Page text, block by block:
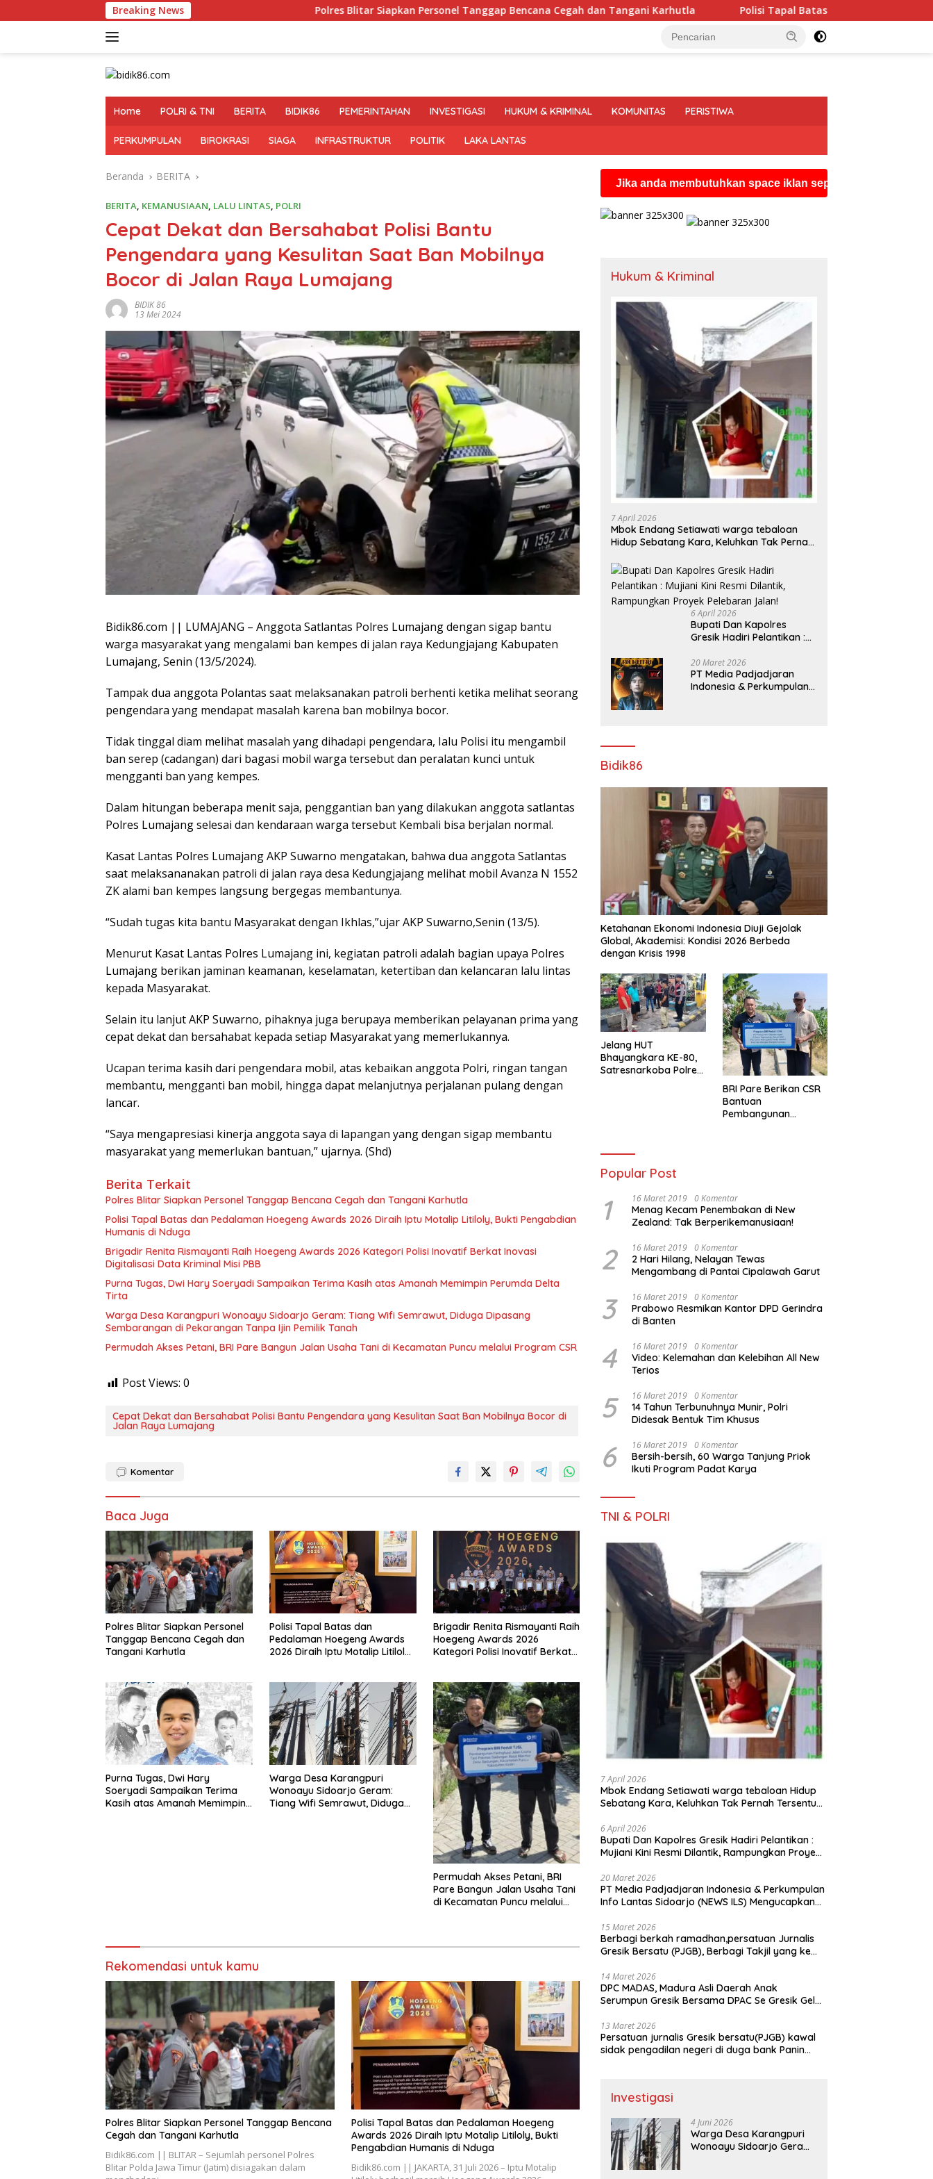
ke
Breaking NewsPolres Blitar Siapkan Personel Tanggap Bencana Cegah dan Tangani Karhutla Polisi Tapal Batas dan Pedalaman Hoegeng Awards 2026 Diraih
Home POLRI & TNI BERITA BIDIK86 PEMERINTAHAN INVESTIGASI HUKUM & KRIMINAL KOMUNITAS PERISTIWA
PERKUMPULAN BIROKRASI SIAGA INFRASTRUKTUR POLITIK LAKA LANTAS
Beranda BERITA
BERITA, KEMANUSIAAN, LALU LINTAS, POLRI
Cepat Dekat dan Bersahabat Polisi Bantu
Pengendara yang Kesulitan Saat Ban Mobilnya
Bocor di Jalan Raya Lumajang
BIDIK 86
13 Mei 2024
Bidik86.com || LUMAJANG – Anggota Satlantas Polres Lumajang dengan sigap bantu
warga masyarakat yang mengalami ban kempes di jalan raya Kedungjajang Kabupaten
Lumajang, Senin (13/5/2024).
Tampak dua anggota Polantas saat melaksanakan patroli berhenti ketika melihat seorang
pengendara yang mendapat masalah karena ban mobilnya bocor.
Tidak tinggal diam melihat masalah yang dihadapi pengendara, Ialu Polisi itu mengambil
ban serep (cadangan) dari bagasi mobil warga tersebut dan peralatan kunci untuk
mengganti ban yang kempes.
Dalam hitungan beberapa menit saja, penggantian ban yang dilakukan anggota satlantas
Polres Lumajang selesai dan kendaraan warga tersebut Kembali bisa berjalan normal.
Kasat Lantas Polres Lumajang AKP Suwarno mengatakan, bahwa dua anggota Satlantas
saat melaksananakan patroli di jalan raya desa Kedungjajang melihat mobil Avanza N 1552
ZK alami ban kempes langsung bergegas membantunya.
“Sudah tugas kita bantu Masyarakat dengan Ikhlas,”ujar AKP Suwarno,Senin (13/5).
Menurut Kasat Lantas Polres Lumajang ini, kegiatan patroli adalah bagian upaya Polres
Lumajang berikan jaminan keamanan, keselamatan, ketertiban dan kelancaran lalu lintas
kepada Masyarakat.
Selain itu lanjut AKP Suwarno, pihaknya juga berupaya memberikan pelayanan prima yang
cepat dekat dan bersahabat kepada setiap Masyarakat yang memerlukannya.
Ucapan terima kasih dari pengendara mobil, atas kebaikan anggota Polri, ringan tangan
membantu, mengganti ban mobil, hingga dapat melanjutnya perjalanan pulang dengan
lancar.
“Saya mengapresiasi kinerja anggota saya di lapangan yang dengan sigap membantu
masyarakat yang memerlukan bantuan,” ujarnya. (Shd)
Berita Terkait
Polres Blitar Siapkan Personel Tanggap Bencana Cegah dan Tangani Karhutla
Polisi Tapal Batas dan Pedalaman Hoegeng Awards 2026 Diraih Iptu Motalip Litiloly, Bukti Pengabdian
Humanis di Nduga
Brigadir Renita Rismayanti Raih Hoegeng Awards 2026 Kategori Polisi Inovatif Berkat Inovasi
Digitalisasi Data Kriminal Misi PBB
Purna Tugas, Dwi Hary Soeryadi Sampaikan Terima Kasih atas Amanah Memimpin Perumda Delta
Warga Desa Karangpuri Wonoayu Sidoarjo Geram: Tiang Wifi Semrawut, Diduga Dipasang
Sembarangan di Pekarangan Tanpa Ijin Pemilik Tanah
Permudah Akses Petani, BRI Pare Bangun Jalan Usaha Tani di Kecamatan Puncu melalui Program CSR
Post Views: 0
Cepat Dekat dan Bersahabat Polisi Bantu Pengendara yang Kesulitan Saat Ban Mobilnya Bocor di
Jalan Raya Lumajang
Komentar
Baca Juga
Polres Blitar Siapkan Personel
Tanggap Bencana Cegah dan
Tangani Karhutla
Polisi Tapal Batas dan
Pedalaman Hoegeng Awards
2026 Diraih Iptu Motalip Litiloly,
Brigadir Renita Rismayanti Raih
Hoegeng Awards 2026
Kategori Polisi Inovatif Berkat
Purna Tugas, Dwi Hary
Soeryadi Sampaikan Terima
Kasih atas Amanah Memimpin
Warga Desa Karangpuri
Wonoayu Sidoarjo Geram:
Tiang Wifi Semrawut, Diduga
Permudah Akses Petani, BRI
Pare Bangun Jalan Usaha Tani
di Kecamatan Puncu melalui
Rekomendasi untuk kamu
Polres Blitar Siapkan Personel Tanggap Bencana
Cegah dan Tangani Karhutla
Bidik86.com || BLITAR – Sejumlah personel Polres
Blitar Polda Jawa Timur (Jatim) disiagakan dalam
Polisi Tapal Batas dan Pedalaman Hoegeng
Awards 2026 Diraih Iptu Motalip Litiloly, Bukti
Pengabdian Humanis di Nduga
Bidik86.com || JAKARTA, 31 Juli 2026 – Iptu Motalip
Jika anda membutuhkan space iklan seperti ini silahkan hubungi
Hukum & Kriminal
7 April 2026
Mbok Endang Setiawati warga tebaloan
Hidup Sebatang Kara, Keluhkan Tak Pernah
gresik
6 April 2026
​Bupati Dan Kapolres
Gresik Hadiri Pelantikan :
Rampungkan Proyek
Pelebaran Jalan!
20 Maret 2026
PT Media Padjadjaran
Indonesia & Perkumpulan
Bidik86
Ketahanan Ekonomi Indonesia Diuji Gejolak
Global, Akademisi: Kondisi 2026 Berbeda
dengan Krisis 1998
Jelang HUT
Bhayangkara KE-80,
Satresnarkoba Polres
BRI Pare Berikan CSR
Bantuan
Pembangunan
Popular Post
1 16 Maret 2019 0 Komentar
Menag Kecam Penembakan di New
Zealand: Tak Berperikemanusiaan!
2 16 Maret 2019 0 Komentar
2 Hari Hilang, Nelayan Tewas
Mengambang di Pantai Cipalawah Garut
3 16 Maret 2019 0 Komentar
Prabowo Resmikan Kantor DPD Gerindra
di Banten
4 16 Maret 2019 0 Komentar
Video: Kelemahan dan Kelebihan All New
Terios
5 16 Maret 2019 0 Komentar
14 Tahun Terbunuhnya Munir, Polri
Didesak Bentuk Tim Khusus
6 16 Maret 2019 0 Komentar
Bersih-bersih, 60 Warga Tanjung Priok
Ikuti Program Padat Karya
TNI & POLRI
7 April 2026
Mbok Endang Setiawati warga tebaloan Hidup
Sebatang Kara, Keluhkan Tak Pernah Tersentuh
6 April 2026
​Bupati Dan Kapolres Gresik Hadiri Pelantikan :
Mujiani Kini Resmi Dilantik, Rampungkan Proyek
20 Maret 2026
PT Media Padjadjaran Indonesia & Perkumpulan
Info Lantas Sidoarjo (NEWS ILS) Mengucapkan
15 Maret 2026
Berbagi berkah ramadhan,persatuan Jurnalis
Gresik Bersatu (PJGB), Berbagi Takjil yang ke
14 Maret 2026
DPC MADAS, Madura Asli Daerah Anak
Serumpun Gresik Bersama DPAC Se Gresik Gelar
Gelora Joko Samudro
13 Maret 2026
Persatuan jurnalis Gresik bersatu(PJGB) kawal
sidak pengadilan negeri di duga bank Panin
Investigasi
4 Juni 2026
Warga Desa Karangpuri
Wonoayu Sidoarjo Geram: